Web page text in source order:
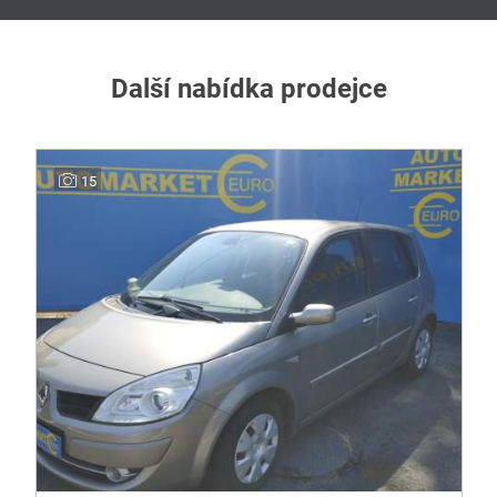
Další nabídka prodejce
15